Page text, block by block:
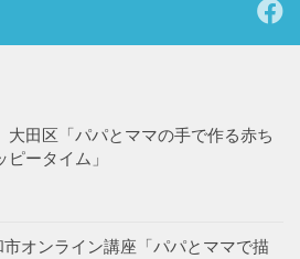
大田区「パパとママの手で作る赤ち
ピータイム」
市オンライン講座「パパとママで描